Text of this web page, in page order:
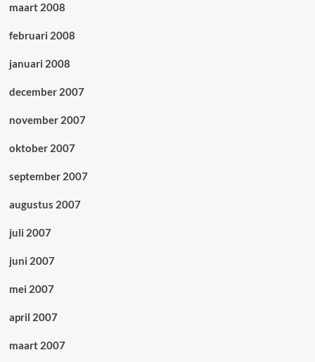
maart 2008
februari 2008
januari 2008
december 2007
november 2007
oktober 2007
september 2007
augustus 2007
juli 2007
juni 2007
mei 2007
april 2007
maart 2007